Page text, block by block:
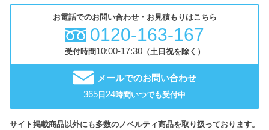
お電話でのお問い合わせ・お見積もりはこちら
0120-163-167
受付時間10:00-17:30（土日祝を除く）
メールでのお問い合わせ
365 日 24時間いつでも受付中
サイト掲載商品以外にも多数のノベルティ商品を取り扱っております。